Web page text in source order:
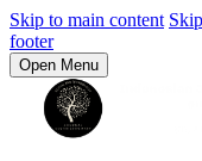
Skip to main content
footer
Open Menu